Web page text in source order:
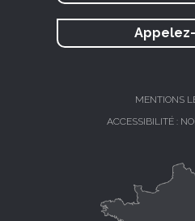
MENTIONS
ACCESSIBILITÉ :